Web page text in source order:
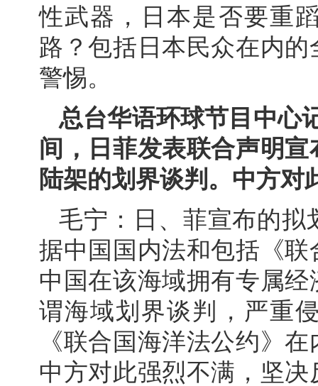
性武器，日本是否要重
路？包括日本民众在内
警惕。
总台华语环球节目中心
间，日菲发表联合声明
陆架的划界谈判。中方对
毛宁：日、菲宣布的拟
据中国国内法和包括《
中国在该海域拥有专属
谓海域划界谈判，严重
《联合国海洋法公约》
中方对此强烈不满，坚